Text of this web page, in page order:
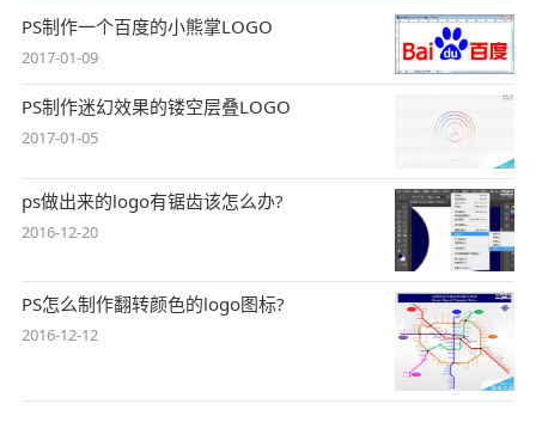
PS制作一个百度的小熊掌LOGO
2017-01-09
PS制作迷幻效果的镂空层叠LOGO
2017-01-05
ps做出来的logo有锯齿该怎么办?
2016-12-20
PS怎么制作翻转颜色的logo图标?
2016-12-12